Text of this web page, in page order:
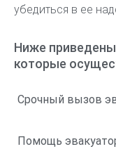
убедиться в ее
Ниже
которые
Срочный вызов
Помощь